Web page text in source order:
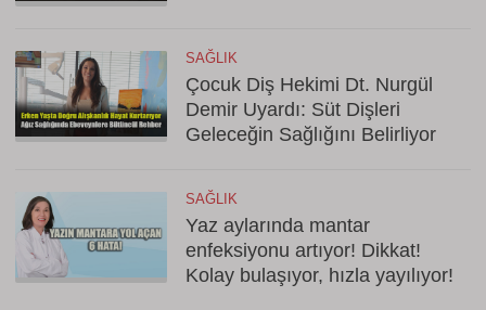
SAĞLIK
Çocuk Diş Hekimi Dt. Nurgül
Demir Uyardı: Süt Dişleri
Geleceğin Sağlığını Belirliyor
SAĞLIK
Yaz aylarında mantar
enfeksiyonu artıyor! Dikkat!
Kolay bulaşıyor, hızla yayılıyor!